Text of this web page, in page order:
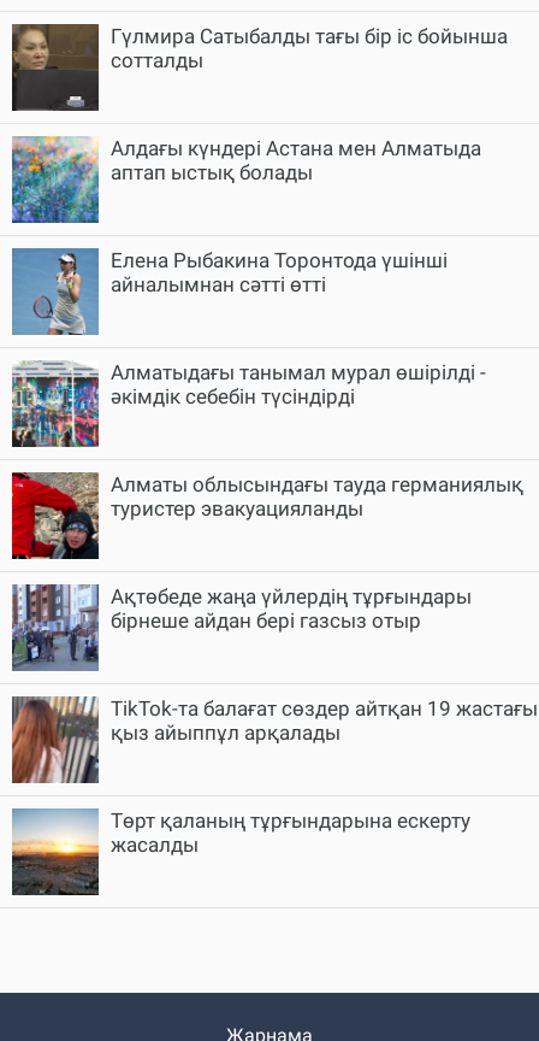
Гүлмира Сатыбалды тағы бір іс бойынша
сотталды
Алдағы күндері Астана мен Алматыда
аптап ыстық болады
Елена Рыбакина Торонтода үшінші
айналымнан сәтті өтті
Алматыдағы танымал мурал өшірілді -
әкімдік себебін түсіндірді
Алматы облысындағы тауда германиялық
туристер эвакуацияланды
Ақтөбеде жаңа үйлердің тұрғындары
бірнеше айдан бері газсыз отыр
TikTok-та балағат сөздер айтқан 19 жастағы
қыз айыппұл арқалады
Төрт қаланың тұрғындарына ескерту
жасалды
Жарнама